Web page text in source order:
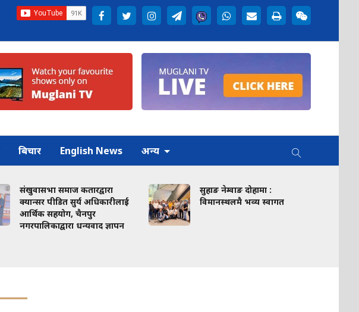
बिचार English News अन्य
संखुवासभा समाज कतारद्वारा
क्यान्सर पीडित सुर्य अधिकारीलाई
आर्थिक सहयोग, चैनपुर
नगरपालिकाद्वारा धन्यवाद ज्ञापन
सुहाङ नेम्वाङ दोहामा :
विमानस्थलमै भव्य स्वागत